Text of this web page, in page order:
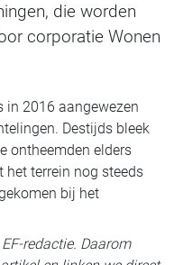
die worden
corporatie Wonen
in 2016 aangewezen
Destijds bleek
ontheemden elders
het terrein nog steeds
bij het
redactie. Daarom